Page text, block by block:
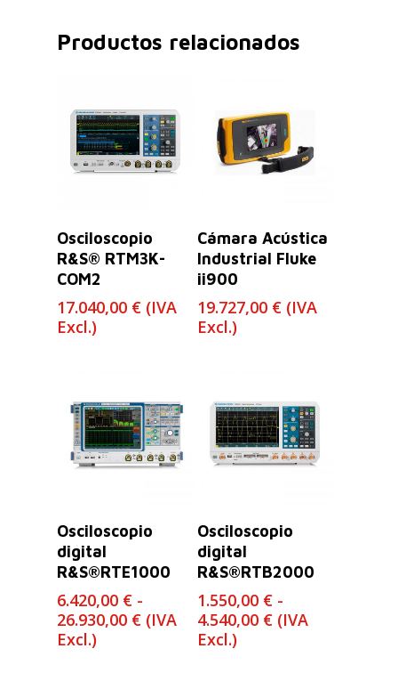
Productos relacionados
Leer Más
Osciloscopio
R&S® RTM3K-
COM2
17.040,00 € (IVA
Excl.)
Leer Más
Cámara Acústica
Industrial Fluke
ii900
19.727,00 € (IVA
Excl.)
Seleccionar
Opciones
Osciloscopio
digital
R&S®RTE1000
6.420,00 € -
26.930,00 €Rango
(IVA
Excl.)
Seleccionar
Opciones
Osciloscopio
digital
R&S®RTB2000
1.550,00 € -
4.540,00 €Rango
(IVA
Excl.)